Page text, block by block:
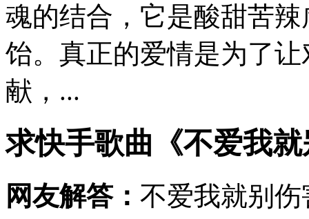
魂的结合，它是酸甜苦
饴。真正的爱情是为了
献，...
求快手歌曲《不爱我
网友解答： 不爱我就别